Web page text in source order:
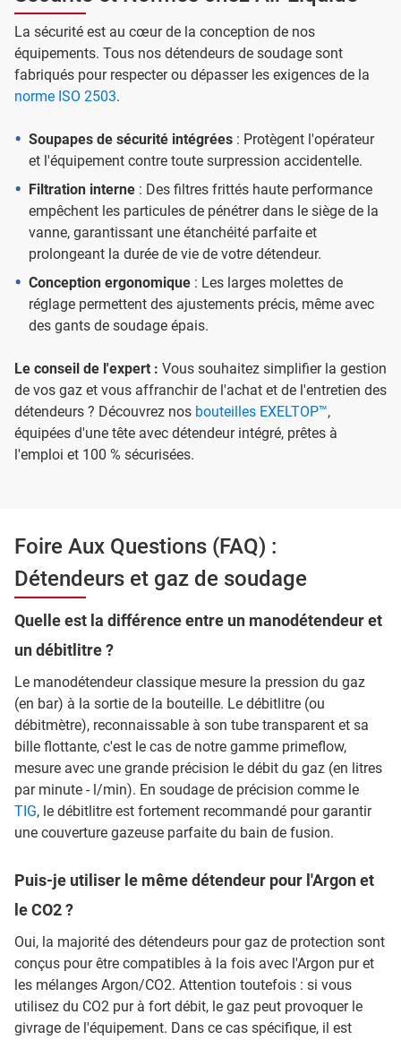
La sécurité est au cœur de la conception de nos
équipements. Tous nos détendeurs de soudage sont
fabriqués pour respecter ou dépasser les exigences de la
norme ISO 2503.
Soupapes de sécurité intégrées : Protègent l'opérateur
et l'équipement contre toute surpression accidentelle.
Filtration interne : Des filtres frittés haute performance
empêchent les particules de pénétrer dans le siège de la
vanne, garantissant une étanchéité parfaite et
prolongeant la durée de vie de votre détendeur.
Conception ergonomique : Les larges molettes de
réglage permettent des ajustements précis, même avec
des gants de soudage épais.
Le conseil de l'expert : Vous souhaitez simplifier la gestion
de vos gaz et vous affranchir de l'achat et de l'entretien des
détendeurs ? Découvrez nos bouteilles EXELTOP™,
équipées d'une tête avec détendeur intégré, prêtes à
l'emploi et 100 % sécurisées.
Foire Aux Questions (FAQ) :
Détendeurs et gaz de soudage
Quelle est la différence entre un manodétendeur et
un débitlitre ?
Le manodétendeur classique mesure la pression du gaz
(en bar) à la sortie de la bouteille. Le débitlitre (ou
débitmètre), reconnaissable à son tube transparent et sa
bille flottante, c'est le cas de notre gamme primeflow,
mesure avec une grande précision le débit du gaz (en litres
par minute - l/min). En soudage de précision comme le
TIG, le débitlitre est fortement recommandé pour garantir
une couverture gazeuse parfaite du bain de fusion.
Puis-je utiliser le même détendeur pour l'Argon et
le CO2 ?
Oui, la majorité des détendeurs pour gaz de protection sont
conçus pour être compatibles à la fois avec l'Argon pur et
les mélanges Argon/CO2. Attention toutefois : si vous
utilisez du CO2 pur à fort débit, le gaz peut provoquer le
givrage de l'équipement. Dans ce cas spécifique, il est